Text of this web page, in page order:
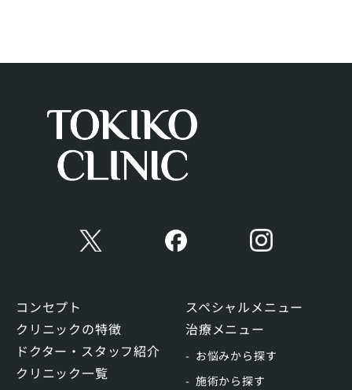
コンセプト
クリニックの特徴
ドクター・スタッフ紹介
クリニック一覧
スペシャルメニュー
治療メニュー
お悩みから探す
施術から探す